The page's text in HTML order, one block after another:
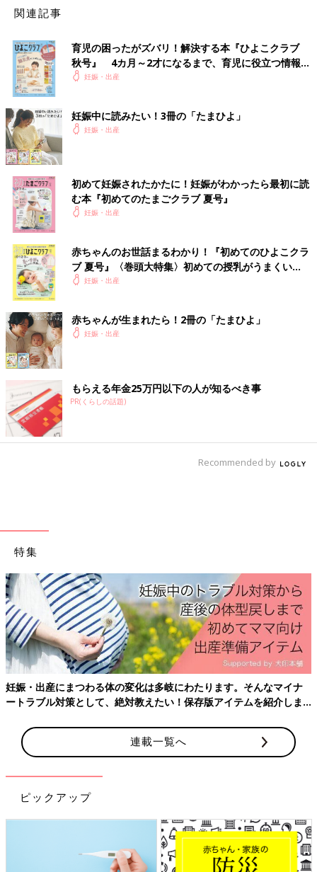
言われました。
2つ目の選択肢は、子どもをあきらめてがん治療に専念するとい
うこと。ただし、この方法を選んだ場合、今後も子どもを持つこ
とは難しいだろう、と。
突然のことすぎて、私はもう訳がわかりませんでした。当時（10
年前）、妊婦に抗がん剤を使う治療というのはまだ臨床試験段階
で、情報が少なかったこともありますが、この医師の見立てで
は、おなかの中の子どもと一緒に暮らすという未来の選択肢はも
らえなかったんです」（福田さん）
医師の見立てを聞き、夫も実母も福田さんに「子どもはあきらめ
て、自分の命を守る治療に専念してほしい」と伝えたそう。とく
に、夫は、福田さんと同じタイプの乳がんを患った人のブログを
調べても、途中で記述が終わっているか、亡くなった旨を家族が
記しているかのどちらかで、完治した経験談を見つけられなかっ
たと言い、とにかく治療をしてほしいと懇願したと言います。
それでも、福田さんはあきらめませんでした。
「夫と実母に子どもをあきらめるように言われても、私の中では
まだなんとかなるんじゃないかっていう気持ちがあったんです。
とにかく進行性の早いがんだったので、時間はありませんでした
が、限られた時間で調べるだけ調べて。SNSを使って、私は今こ
ういう状態なんだけど、何か情報ない？と呼びかけたりもしまし
た。取れるだけセカンドオピニオンを取ってから今後を考えよう
と思っていたとき、1つのブログに出会ったんです。
私のがんとは違うタイプの違う乳がん経験者のブログだったんで
ブログには病院名も記述されていたので同じ病院にすぐ予約を取
り、同時に話を聞いてくれる別の病院を含め、２つの施設からセ
カンドオピニンをとることにしました」（福田さん）
そして、訪れた2軒の病院。ここで、未来への希望が開けます。
「ほぼ同時にセカンドオピニオンの予約を取ったんですが、診察
日の都合で、1軒目は自分で見つけた病院でした。
その病院の医師から『妊娠中でも使える抗がん剤はあります。出
産できますよ』と言われたんです。ただ、治療法はあるんだけ
院に行ったほうがいい、と言われました。
そして、2軒目。ここは、ブログで見つけた方が治療して出産さ
れた病院です。この病院の診察室で初めて医師に会ったとき、医
師は最初に『おめでとうございます！あなたは妊娠しているのよ
ばいけないんだけど、あなたはそれができますか？』と声をかけ
てくれて。私が『頑張ります！』と伝えると、『大丈夫！ これ
から一緒に頑張りましょう』と言ってくれました。
関連記事
育児の困ったがズバリ！解決する本『ひよこクラブ
秋号』 4カ月～2才になるまで、育児に役立つ情報が
いっぱい！
妊娠・出産
妊娠中に読みたい！3冊の「たまひよ」
妊娠・出産
初めて妊娠されたかたに！妊娠がわかったら最初に読
む本『初めてのたまごクラブ 夏号』
妊娠・出産
赤ちゃんのお世話まるわかり！『初めてのひよこクラ
ブ 夏号』〈巻頭大特集〉初めての授乳がうまくい
く！ おっぱい・ミルクの基本と夏のトラブル 解決テ
妊娠・出産
赤ちゃんが生まれたら！2冊の「たまひよ」
妊娠・出産
もらえる年金25万円以下の人が知るべき事
PR(くらしの話題)
Recommended by
特集
妊娠・出産にまつわる体の変化は多岐にわたります。そんなマイナ
ートラブル対策として、絶対教えたい！保存版アイテムを紹介しま
連載一覧へ
ピックアップ